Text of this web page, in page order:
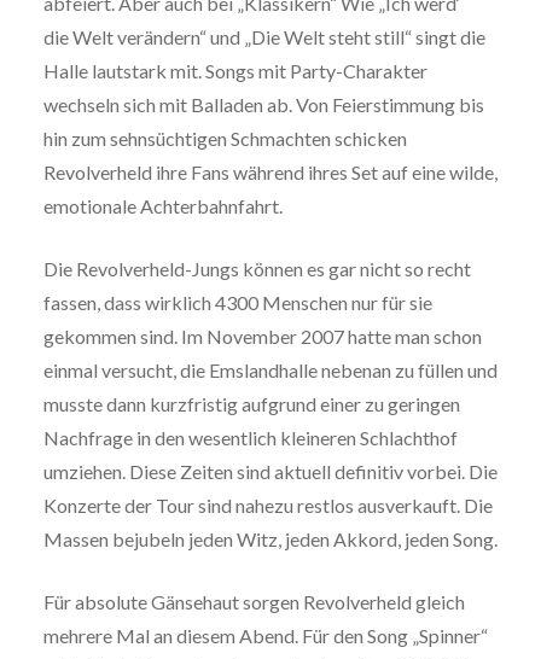
die Welt verändern“ und „Die Welt steht still“ singt die
Halle lautstark mit. Songs mit Party-Charakter
wechseln sich mit Balladen ab. Von Feierstimmung bis
hin zum sehnsüchtigen Schmachten schicken
Revolverheld ihre Fans während ihres Set auf eine wilde,
emotionale Achterbahnfahrt.
Die Revolverheld-Jungs können es gar nicht so recht
fassen, dass wirklich 4300 Menschen nur für sie
gekommen sind. Im November 2007 hatte man schon
einmal versucht, die Emslandhalle nebenan zu füllen und
musste dann kurzfristig aufgrund einer zu geringen
Nachfrage in den wesentlich kleineren Schlachthof
umziehen. Diese Zeiten sind aktuell definitiv vorbei. Die
Konzerte der Tour sind nahezu restlos ausverkauft. Die
Massen bejubeln jeden Witz, jeden Akkord, jeden Song.
Für absolute Gänsehaut sorgen Revolverheld gleich
mehrere Mal an diesem Abend. Für den Song „Spinner“